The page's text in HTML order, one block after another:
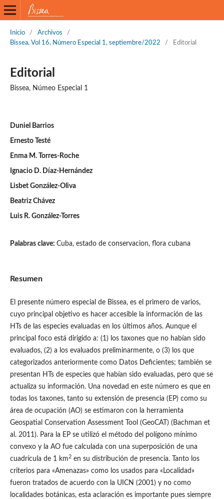
Inicio / Archivos
/
Bissea, Vol 16, Número Especial 1, septiembre/2022
/ Editorial
Editorial
Bissea, Númeo Especial 1
Duniel Barrios
Ernesto Testé
Enma M. Torres-Roche
Ignacio D. Díaz-Hernández
Lisbet González-Oliva
Beatriz Chávez
Luis R. González-Torres
Palabras clave: Cuba, estado de conservacion, flora cubana
Resumen
El presente número especial de Bissea, es el primero de varios,
cuyo principal objetivo es hacer accesible la información de las
HTs de las especies evaluadas en los últimos años. Aunque el
principal foco está dirigido a: (1) los taxones que no habían sido
evaluados, (2) a los evaluados preliminarmente, o (3) los que
categorizados anteriormente como Datos Deficientes; también se
presentan HTs de especies que habían sido evaluadas, pero que se
actualiza su información. Una novedad en este número es que en
todas los taxones, tanto su extensión de presencia (EP) como su
área de ocupación (AO) se estimaron con la herramienta
Geospatial Conservation Assessment Tool (GeoCAT) (Bachman et
al. 2011). Para la EP se utilizó el método del polígono mínimo
convexo y la AO fue calculada con una superposición de una
cuadrícula de 1 km 2en su distribución de presencia. Tanto los
criterios para «Amenazas» como los usados para «Localidad»
fueron tratados de acuerdo con la UICN (2001) y no como
localidades botánicas, esta aclaración es importante pues siempre